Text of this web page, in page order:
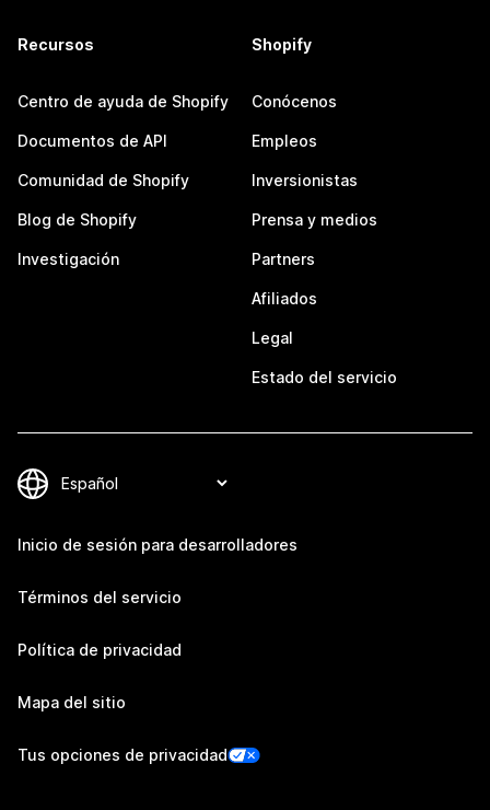
Recursos
Centro de ayuda de Shopify
Documentos de API
Comunidad de Shopify
Blog de Shopify
Investigación
Shopify
Conócenos
Empleos
Inversionistas
Prensa y medios
Partners
Afiliados
Legal
Estado del servicio
Inicio de sesión para desarrolladores
Términos del servicio
Política de privacidad
Mapa del sitio
Tus opciones de privacidad